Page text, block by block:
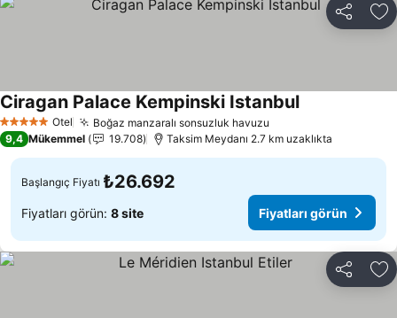
Paylaş
5 Yıldız Otel Boğaz manzaralı sonsuzluk havuzu
Ciragan Palace Kempinski IstanbulFiyatları görün
9,4 Mükemmel 19.708 Taksim Meydanı 2.7 km uzaklıkta
Başlangıç Fiyatı ₺26.692
Fiyatları görün: 8 site Fiyatları görün
Paylaş